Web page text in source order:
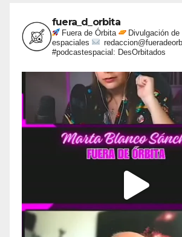
fuera_d_orbita
Fuera de Órbita
Divulgación de
espaciales
#podcastespacial: DesOrbitados